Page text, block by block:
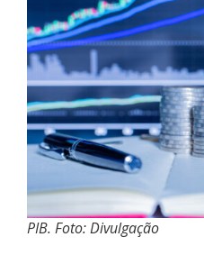
PIB. Foto: Divulgação